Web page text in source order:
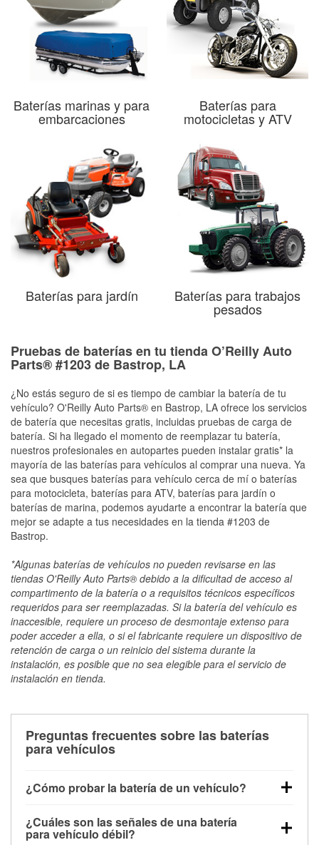
Baterías marinas y para
embarcaciones
Baterías para
motocicletas y ATV
Baterías para jardín Baterías para trabajos
pesados
Pruebas de baterías en tu tienda O’Reilly Auto
Parts® #1203 de Bastrop, LA
¿No estás seguro de si es tiempo de cambiar la batería de tu
vehículo? O'Reilly Auto Parts® en Bastrop, LA ofrece los servicios
de batería que necesitas gratis, incluidas pruebas de carga de
batería. Si ha llegado el momento de reemplazar tu batería,
nuestros profesionales en autopartes pueden instalar gratis* la
mayoría de las baterías para vehículos al comprar una nueva. Ya
sea que busques baterías para vehículo cerca de mí o baterías
para motocicleta, baterías para ATV, baterías para jardín o
baterías de marina, podemos ayudarte a encontrar la batería que
mejor se adapte a tus necesidades en la tienda #1203 de
Bastrop.
*Algunas baterías de vehículos no pueden revisarse en las
tiendas O'Reilly Auto Parts® debido a la dificultad de acceso al
compartimento de la batería o a requisitos técnicos específicos
requeridos para ser reemplazadas. Si la batería del vehículo es
inaccesible, requiere un proceso de desmontaje extenso para
poder acceder a ella, o si el fabricante requiere un dispositivo de
retención de carga o un reinicio del sistema durante la
instalación, es posible que no sea elegible para el servicio de
instalación en tienda.
Preguntas frecuentes sobre las baterías
para vehículos
¿Cómo probar la batería de un vehículo?
maneras. El método más rápido es utilizar un
¿Cuáles son las señales de una batería
para vehículo débil?